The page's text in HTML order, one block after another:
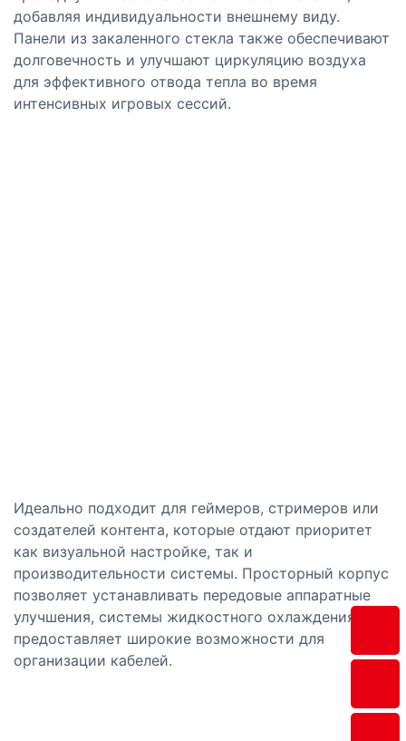
добавляя индивидуальности внешнему виду.
Панели из закаленного стекла также обеспечивают
долговечность и улучшают циркуляцию воздуха
для эффективного отвода тепла во время
интенсивных игровых сессий.
Идеально подходит для геймеров, стримеров или
создателей контента, которые отдают приоритет
как визуальной настройке, так и
производительности системы. Просторный корпус
позволяет устанавливать передовые аппаратные
улучшения, системы жидкостного охлаждения и
предоставляет широкие возможности для
организации кабелей.